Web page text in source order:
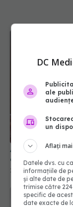
Alcoolul după
organism și ce
21 dec 2025, 17:35
DC
ale
un
Aflați
Datele dvs. cu
informațiile de
și alte date de
trimise către
specific de
date exacte de